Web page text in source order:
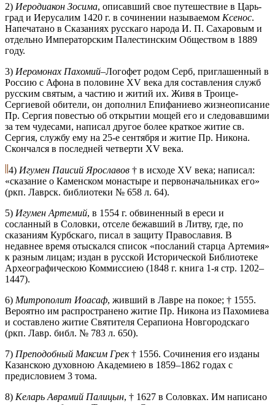
2) Иеродиакон Зосима, описавший свое путешествие в Царь-
град и Иерусалим 1420 г. в сочинении называемом Ксенос.
Напечатано в Сказаниях русскаго народа И. П. Сахаровым и
отдельно Императорским Палестинским Обществом в 1889
году.
3) Иеромонах Пахомий–Логофет родом Серб, приглашенный в
Россию с Афона в половине XV века для составления служб
русским святым, а частию и житий их. Живя в Троице-
Сергиевой обители, он дополнил Епифаниево жизнеописание
Пр. Сергия повестью об открытии мощей его и следовавшими
за тем чудесами, написал другое более краткое житие св.
Сергия, службу ему на 25-е сентября и житие Пр. Никона.
Скончался в последней четверти XV века.
4) Игумен Паисий Ярославов † в исходе XV века; написал:
«сказание о Каменском монастыре и первоначальниках его»
(ркп. Лаврск. библиотеки № 658 л. 64).
5) Игумен Артемий, в 1554 г. обвиненный в ереси и
сосланный в Соловки, отселе бежавший в Литву, где, по
сказаниям Курбскаго, писал в защиту Православия. В
недавнее время отыскался список «посланий старца Артемия»
к разным лицам; издан в русской Исторической Библиотеке
Археографическою Коммиссиею (1848 г. книга 1-я стр. 1202–
1447).
6) Митрополит Иоасаф, живший в Лавре на покое; † 1555.
Вероятно им распространено житие Пр. Никона из Пахомиева
и составлено житие Святителя Серапиона Новгородскаго
(ркп. Лавр. библ. № 783 л. 650).
7) Преподобный Максим Грек† 1556. Сочинения его изданы
Казанскою духовною Академиею в 1859–1862 годах с
предисловием 3 тома.
8) Келарь Аврамий Палицын, † 1627 в Соловках. Им написано